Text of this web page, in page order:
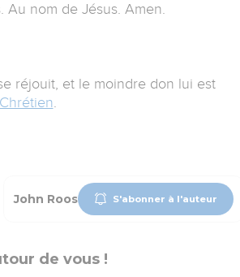
Au nom de Jésus. Amen.
réjouit, et le moindre don lui est
.
John Roos S'abonner à l'auteur
de vous !